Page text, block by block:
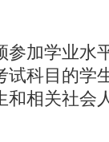
加学业水
科目的学
相关社会